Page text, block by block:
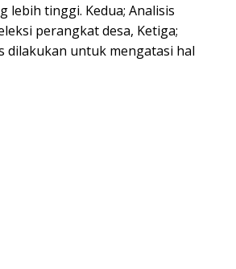
lebih tinggi. Kedua; Analisis
perangkat desa, Ketiga;
dilakukan untuk mengatasi hal